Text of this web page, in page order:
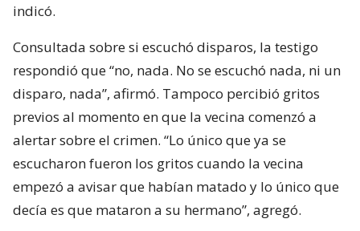
indicó.
Consultada sobre si escuchó disparos, la testigo
respondió que “no, nada. No se escuchó nada, ni un
disparo, nada”, afirmó. Tampoco percibió gritos
previos al momento en que la vecina comenzó a
alertar sobre el crimen. “Lo único que ya se
escucharon fueron los gritos cuando la vecina
empezó a avisar que habían matado y lo único que
decía es que mataron a su hermano”, agregó.